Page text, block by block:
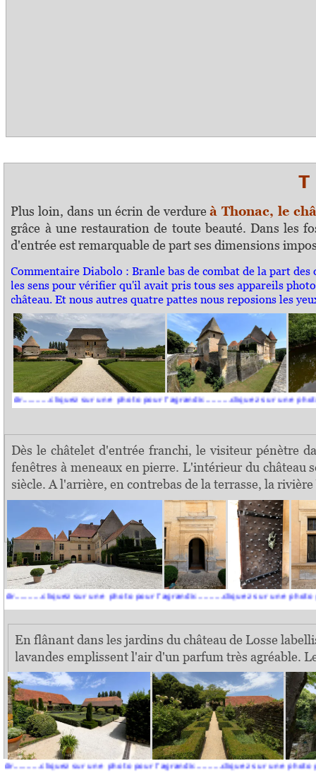
T
Plus loin, dans un écrin de verdureà Thonac, le
grâce à une restauration de toute beauté. Dans les
d'entrée est remarquable de part ses dimensions
Commentaire Diabolo : Branle bas de combat de la part
les sens pour vérifier qu'il avait pris tous ses appareils
château. Et nous autres quatre pattes nous reposions les
sur une photo pour l'agrandir..........cliquez sur une photo pour
Dès le châtelet d'entrée franchi, le visiteur pénètre
fenêtres à meneaux en pierre. L'intérieur du
siècle. A l'arrière, en contrebas de la terrasse, la
sur une photo pour l'agrandir..........cliquez sur une photo pour
En flânant dans les jardins du château de Losse
lavandes emplissent l'air d'un parfum très agréable.
sur une photo pour l'agrandir..........cliquez sur une photo pour